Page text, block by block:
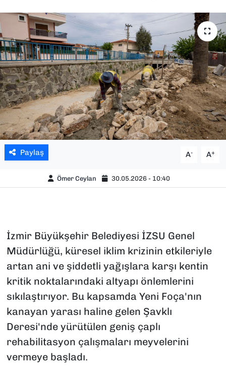
Paylaş A- A+
Ömer Ceylan 30.05.2026 - 10:40
İzmir Büyükşehir Belediyesi İZSU Genel
Müdürlüğü, küresel iklim krizinin etkileriyle
artan ani ve şiddetli yağışlara karşı kentin
kritik noktalarındaki altyapı önlemlerini
sıkılaştırıyor. Bu kapsamda Yeni Foça'nın
kanayan yarası haline gelen Şavklı
Deresi'nde yürütülen geniş çaplı
rehabilitasyon çalışmaları meyvelerini
vermeye başladı.
YAŞAM
YEREL YÖNETİMLER